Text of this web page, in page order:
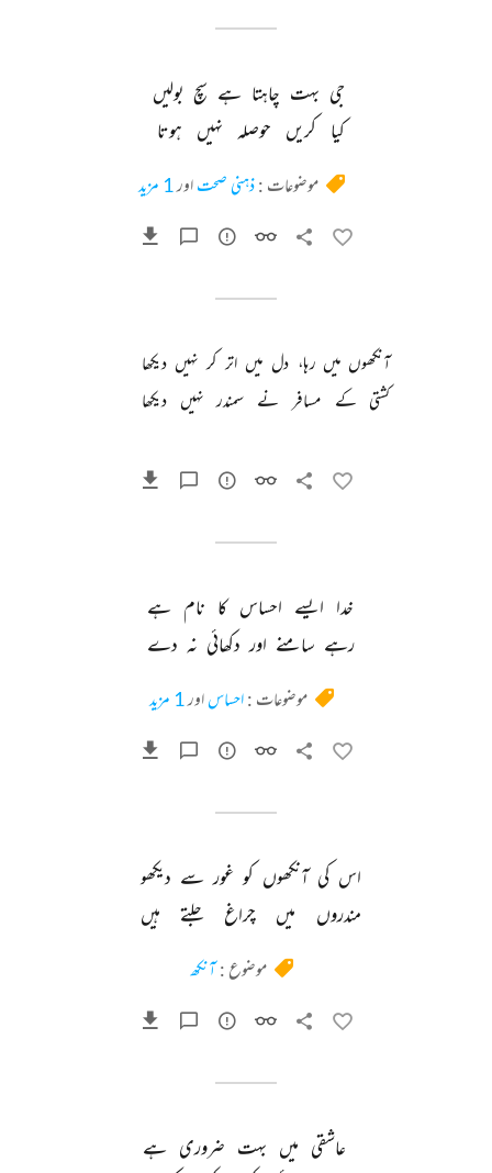
جی بہت چاہتا ہے سچ بولیں
کیا
کریں حوصلہ نہیں ہوتا
موضوعات :ذہنی صحتاور1 مزید
آنکھوں میں رہا، دل میں اتر کر نہیں دیکھا
کشتی
کے مسافر نے سمندر نہیں دیکھا
خدا ایسے احساس کا نام ہے
رہے سامنے اور دکھائی نہ دے
موضوعات :احساساور1 مزید
اس کی آنکھوں کو غور سے دیکھو
مندروں
میں چراغ جلتے ہیں
موضوع :آنکھ
عاشقی میں بہت ضروری ہے